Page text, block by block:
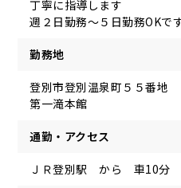
丁寧に指導します
週２日勤務～５日勤務OKで
勤務地
登別市登別温泉町５５番地
第一滝本館
通勤・アクセス
ＪＲ登別駅 から 車10分